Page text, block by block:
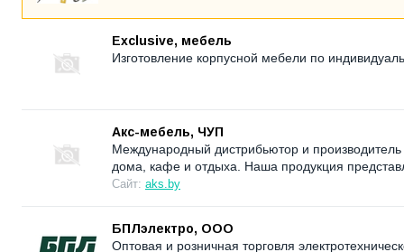
Exclusive, мебель
Изготовление корпусной мебели по
Акс-мебель, ЧУП
Международный дистрибьютор и
дома, кафе и отдыха. Наша продукция
Сайт: aks.by
БПЛэлектро, ООО
Оптовая и розничная торговля